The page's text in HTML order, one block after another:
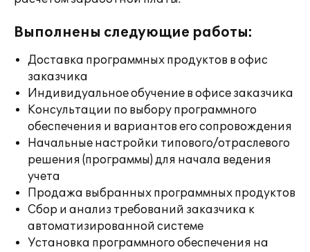
Выполнены следующие работы:
Доставка программных продуктов в офис
заказчика
Индивидуальное обучение в офисе заказчика
Консультации по выбору программного
обеспечения и вариантов его сопровождения
Начальные настройки типового/отраслевого
решения (программы) для начала ведения
учета
Продажа выбранных программных продуктов
Сбор и анализ требований заказчика к
автоматизированной системе
Установка программного обеспечения на